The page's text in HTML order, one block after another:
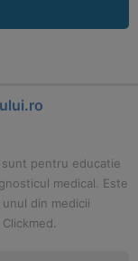
pentru educatie
medical. Este
din medicii